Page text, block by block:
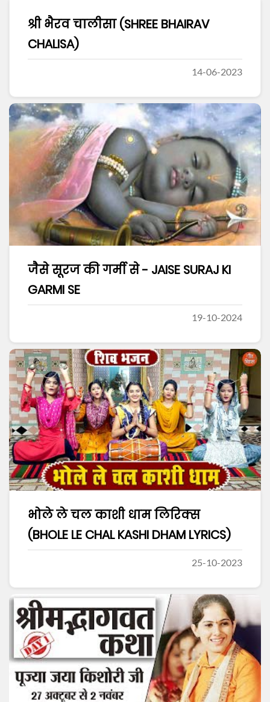
श्री भैरव चालीसा (SHREE BHAIRAV
CHALISA)
14-06-2023
जैसे सूरज की गर्मी से - JAISE SURAJ KI
GARMI SE
19-10-2024
भोले ले चल काशी धाम लिरिक्स
(BHOLE LE CHAL KASHI DHAM LYRICS)
25-10-2023